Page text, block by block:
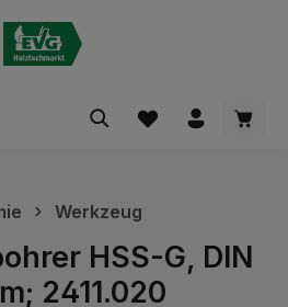
Werkzeug
HSS-G, DIN
2411.020